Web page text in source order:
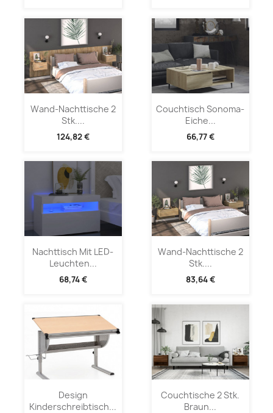
Wand-Nachttische 2
Stk....
124,82 €
Couchtisch Sonoma-
Eiche...
66,77 €
Nachttisch Mit LED-
Leuchten...
68,74 €
Wand-Nachttische 2
Stk....
83,64 €
Design
Kinderschreibtisch...
Couchtische 2 Stk.
Braun...